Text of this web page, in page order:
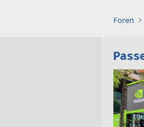
Foren